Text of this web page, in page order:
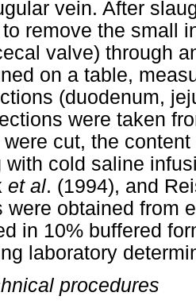
vein. After
remove the small
valve) through
on a table,
(duodenum,
were taken
cut, the
with cold saline
et al. (1994), and
were obtained from
in 10% buffered
laboratory
procedures